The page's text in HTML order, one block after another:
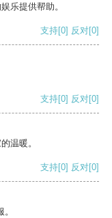
乐提供帮助。
支持[0] 反对[0]
支持[0] 反对[0]
温暖。
支持[0] 反对[0]